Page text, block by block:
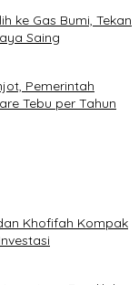
ke Gas Bumi, Tekan
Saing
Pemerintah
Tebu per Tahun
Khofifah Kompak